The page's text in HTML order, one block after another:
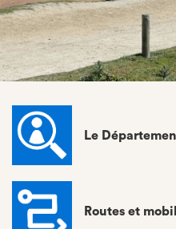
Le
Routes et